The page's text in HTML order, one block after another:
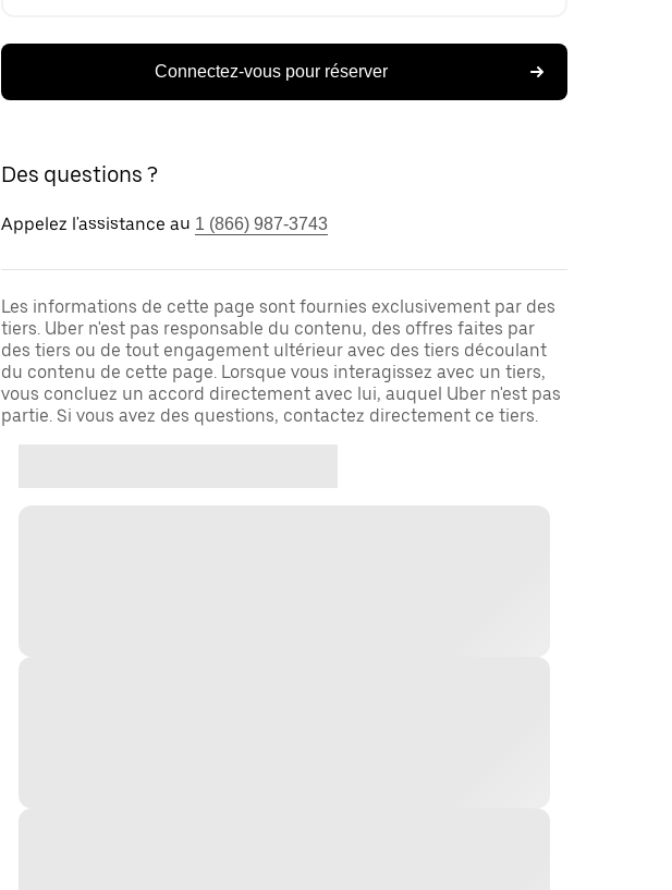
Connectez-vous pour réserver
Des questions ?
Appelez l'assistance au 1 (866) 987-3743
Les informations de cette page sont fournies exclusivement par des
tiers. Uber n'est pas responsable du contenu, des offres faites par
des tiers ou de tout engagement ultérieur avec des tiers découlant
du contenu de cette page. Lorsque vous interagissez avec un tiers,
vous concluez un accord directement avec lui, auquel Uber n'est pas
partie. Si vous avez des questions, contactez directement ce tiers.